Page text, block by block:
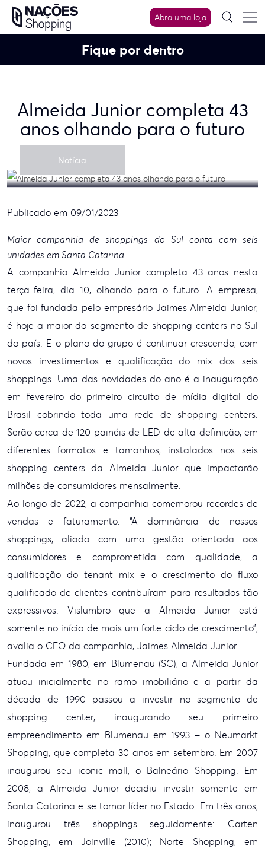
Skip
content
Abra uma loja
Fique por dentro
Almeida Junior completa 43
anos olhando para o futuro
Notícia
Publicado em 09/01/2023
Maior companhia de shoppings do Sul conta com seis
unidades em Santa Catarina
A companhia Almeida Juniorcompleta 43 anos nesta
terça-feira, dia 10, olhando para o futuro. A empresa,
que foi fundada pelo empresário Jaimes Almeida Junior,
é hoje a maior do segmento de shopping centers no Sul
do país. E o plano do grupo é continuarcrescendo, com
novos investimentos e qualificação do mix dos seis
shoppings. Uma das novidades do ano é a inauguração
em fevereiro do primeiro circuito de mídia digital do
Brasil cobrindo toda uma rede de shopping centers.
Serão cerca de 120 painéis de LED de alta definição, em
diferentes formatos e tamanhos, instalados nos seis
shopping centers da Almeida Junior que impactarão
milhões de consumidores mensalmente.
Ao longo de 2022, a companhia comemorou recordes de
vendas e faturamento. “A dominância de nossos
shoppings, aliada com uma gestão orientada aos
consumidores e comprometida com qualidade, a
qualificação do tenant mix e o crescimento do fluxo
qualificado de clientes contribuíram para resultados tão
expressivos. Vislumbro que a Almeida Junior está
somente no início de mais um forte ciclo de crescimento”,
avalia o CEO da companhia, Jaimes Almeida Junior.
Fundada em 1980, em Blumenau (SC), a Almeida Junior
atuou inicialmente no ramo imobiliário e a partir da
década de 1990 passou a investir no segmento de
shopping center, inaugurando seu primeiro
empreendimento em Blumenau em 1993 – o Neumarkt
Shopping, que completa 30 anos em setembro. Em 2007
inaugurou seu iconic mall, o Balneário Shopping. Em
2008, a Almeida Junior decidiu investir somente em
Santa Catarina e se tornar líder no Estado. Em três anos,
inaugurou três shoppingsseguidamente: Garten
Shopping, em Joinville (2010); Norte Shopping, em